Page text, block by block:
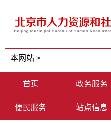
首页 政务服务
便民服务 站点信息